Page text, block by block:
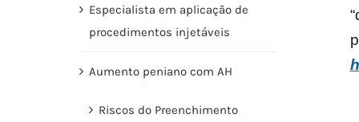
Especialista em aplicação de
procedimentos injetáveis
Aumento peniano com AH
Riscos do Preenchimento